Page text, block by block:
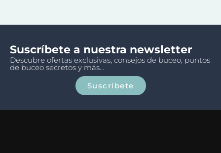
Suscríbete a nuestra newsletter
Descubre ofertas exclusivas, consejos de buceo, puntos
de buceo secretos y más...
Suscríbete